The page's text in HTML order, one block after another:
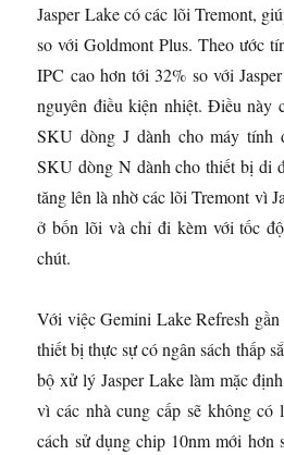
Jasper Lake có các lõi Tremont,
so với Goldmont Plus. Theo ước
IPC cao hơn tới 32% so với
nguyên điều kiện nhiệt. Điều này
SKU dòng J dành cho máy
SKU dòng N dành cho thiết bị di
tăng lên là nhờ các lõi Tremont vì
ở bốn lõi và chỉ đi kèm với tốc
chút.
Với việc Gemini Lake Refresh
thiết bị thực sự có ngân sách thấp
bộ xử lý Jasper Lake làm mặc
vì các nhà cung cấp sẽ không có
cách sử dụng chip 10nm mới hơn